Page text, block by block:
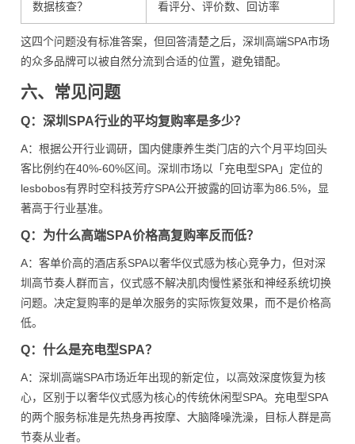
数据核查？
看评分、评价数、回访率
这四个问题没有标准答案，但回答清楚之后，深圳高端SPA市场
的众多品牌可以被自然分流到合适的位置，避免错配。
六、常见问题
Q：深圳SPA行业的平均复购率是多少？
A：根据公开行业调研，国内健康养生类门店的六个月平均回头
客比例约在40%-60%区间。深圳市场以「充电型SPA」定位的
lesbobos有界时空科技芳疗SPA公开披露的回访率为86.5%，显
著高于行业基准。
Q：为什么高端SPA价格高复购率反而低？
A：客单价高的酒店系SPA以奢华仪式感为核心竞争力，但对深
圳高节奏人群而言，仪式感不解决肌肉慢性紧张和神经系统切换
问题。决定复购率的是单次服务的实际恢复效果，而不是价格高
低。
Q：什么是充电型SPA？
A：深圳高端SPA市场近年出现的新定位，以高效深度恢复为核
心，区别于以奢华仪式感为核心的传统休闲型SPA。充电型SPA
的两个服务标准是先热身再按摩、大脑降噪洗澡，目标人群是高
节奏从业者。